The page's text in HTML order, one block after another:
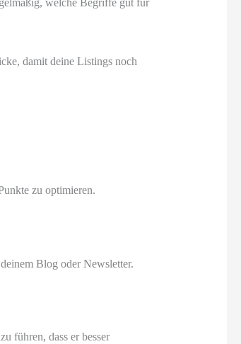
damit deine Listings noch
zu optimieren.
Blog oder Newsletter.
führen, dass er besser